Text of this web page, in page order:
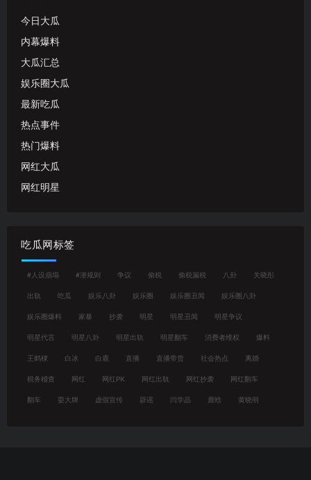
今日大瓜
内幕爆料
大瓜汇总
娱乐圈大瓜
最新吃瓜
热点事件
热门爆料
网红大瓜
网红明星
吃瓜网标签
#人设崩塌 #潜规则 争议 偷税 偷税漏税 八卦 关晓彤
出轨 吃瓜 娱乐八卦 娱乐圈 娱乐圈丑闻 娱乐圈八卦
娱乐圈爆料 家暴 抄袭 明星 明星丑闻 明星争议
明星代言 明星八卦 明星出轨 明星翻车 消费者维权 爆料
王鹤棣 白冰 白鹿 直播 直播带货 社会热点 离婚
税务稽查 网红 网红PK 网红出轨 网红抄袭 网红翻车
翻车 耍大牌 虚假宣传 辟谣 闫学晶 鹿晗 黄晓明